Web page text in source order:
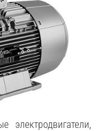
электродвигатели,